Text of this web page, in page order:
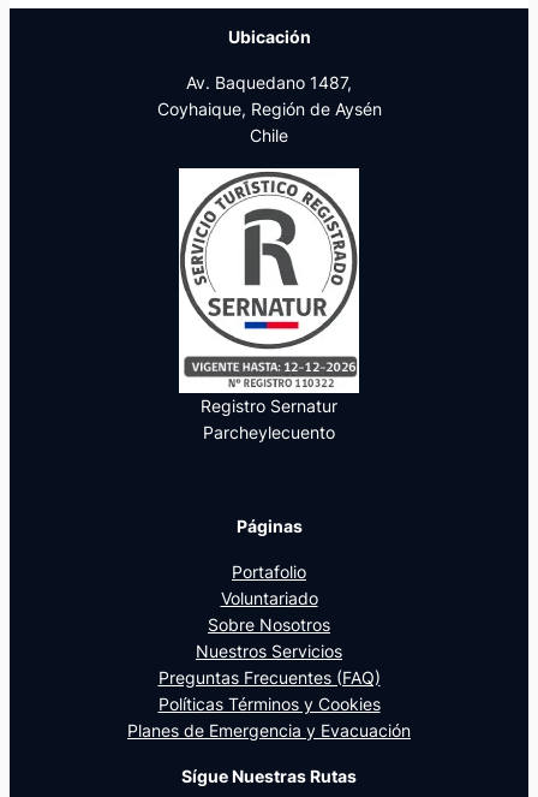
Ubicación
Av. Baquedano 1487,
Coyhaique, Región de Aysén
Chile
Registro Sernatur
Parcheylecuento
Páginas
Portafolio
Voluntariado
Sobre Nosotros
Nuestros Servicios
Preguntas Frecuentes (FAQ)
Políticas Términos y Cookies
Planes de Emergencia y Evacuación
Sígue Nuestras Rutas